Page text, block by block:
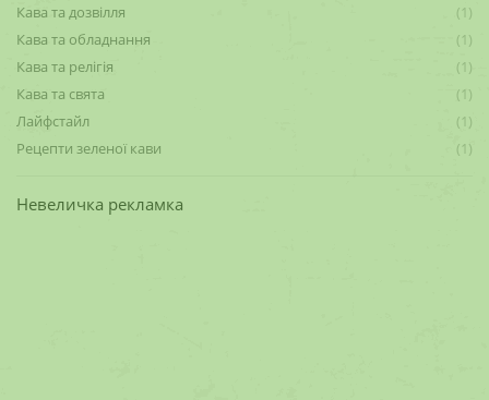
Кава та дозвілля
(1)
Кава та обладнання
(1)
Кава та релігія
(1)
Кава та свята
(1)
Лайфстайл
(1)
Рецепти зеленої кави
(1)
Невеличка рекламка